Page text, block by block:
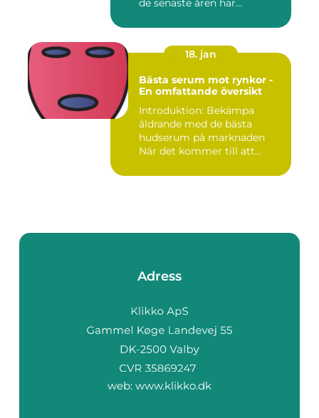
de senaste åren har...
18. jan
Bästa serum mot rynkor -
En omfattande översikt
Introduktion: Bekämpa
åldrande med de bästa
hudserum på marknaden
När det kommer till att
Adress
web: www.klikko.dk